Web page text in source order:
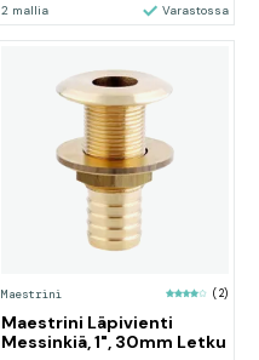
2 mallia Varastossa
Maestrini (2)
Maestrini Läpivienti
Messinkiä, 1", 30mm Letku